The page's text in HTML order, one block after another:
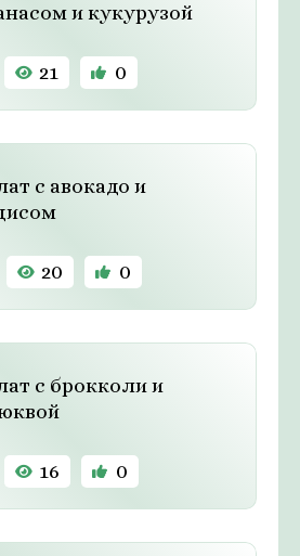
и кукурузой
21 0
с авокадо и
20 0
с брокколи и
16 0